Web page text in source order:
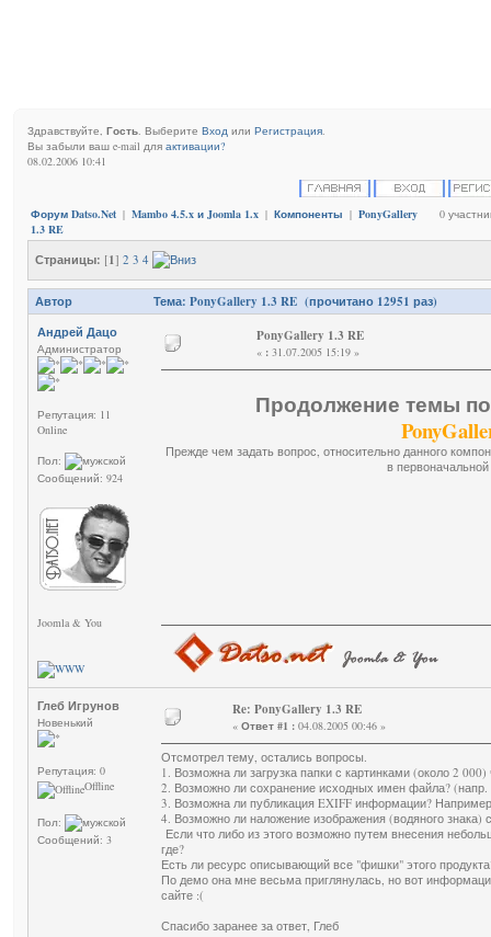
Здравствуйте, Гость. Выберите Вход или Регистрация.
Вы забыли ваш e-mail для активации?
08.02.2006 10:41
Форум Datso.Net | Mambo 4.5.x и Joomla 1.x | Компоненты | PonyGallery
1.3 RE
0
Страницы: [1] 2 3 4
Автор
Тема: PonyGallery 1.3 RE (прочитано 12951 раз)
Андрей Дацо
Администратор
Репутация: 11
Online
Пол:
Сообщений: 924
Joomla & You
PonyGallery 1.3 RE
« : 31.07.2005 15:19 »
Продолжение темы
Прежде чем задать вопрос, относительно данного
в первоначальной
Глеб Игрунов
Новенький
Репутация: 0
Offline
Пол:
Сообщений: 3
Re: PonyGallery 1.3 RE
« Ответ #1 : 04.08.2005 00:46 »
Отсмотрел тему, остались вопросы.
1. Возможна ли загрузка папки с картинками (около 2
2. Возможно ли сохранение исходных имен файла?
3. Возможна ли публикация EXIFF информации?
4. Возможно ли наложение изображения (водяного
Если что либо из этого возможно путем внесения
где?
Есть ли ресурс описывающий все "фишки" этого
По демо она мне весьма приглянулась, но вот
сайте :(
Спасибо заранее за ответ, Глеб